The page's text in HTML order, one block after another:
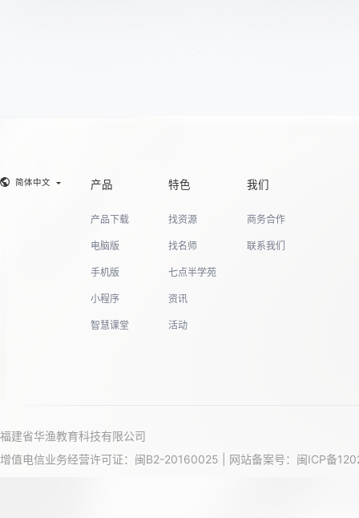
简体中文 产品
产品下载
电脑版
手机版
小程序
智慧课堂
特色
找资源
找名师
七点半学苑
资讯
活动
我们
商务合作
联系我们
福建省华渔教育科技有限公司
增值电信业务经营许可证：闽B2-20160025 | 网站备案号： 闽ICP备